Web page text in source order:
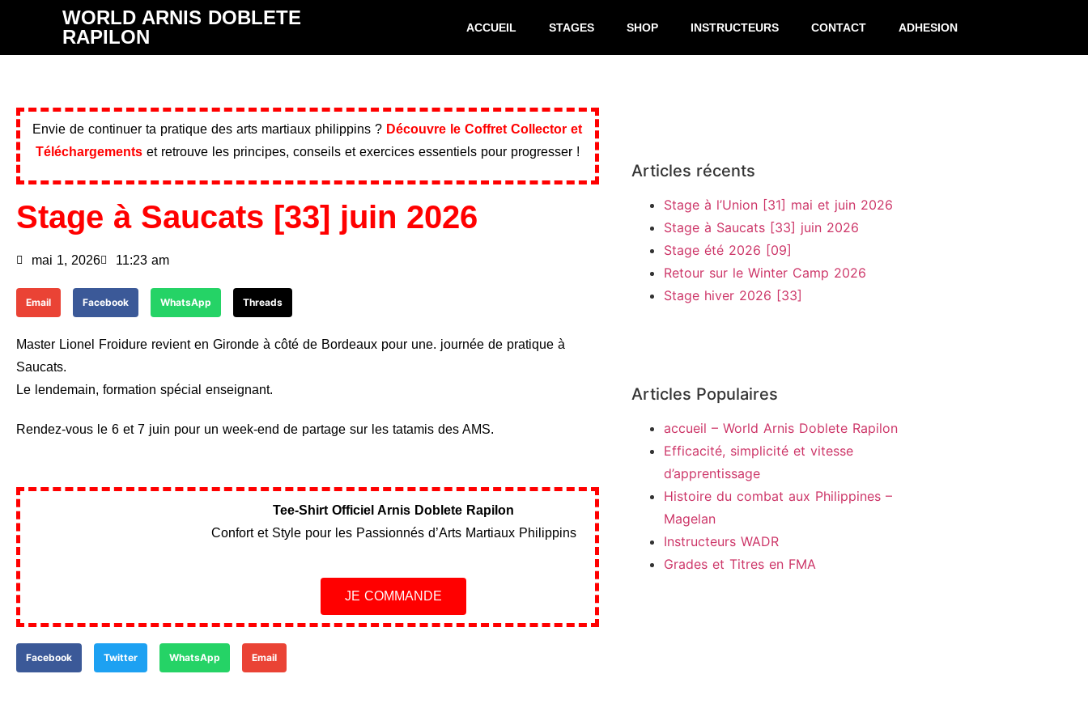
WORLD ARNIS DOBLETE
RAPILON
ACCUEIL STAGES SHOP INSTRUCTEURS CONTACT ADHESION
Envie de continuer ta pratique des arts martiaux philippins ? Découvre le Coffret Collector et
Téléchargementset retrouve les principes, conseils et exercices essentiels pour progresser !
Stage à Saucats [33] juin 2026
mai 1, 2026 11:23 am
Email Facebook WhatsApp Threads
Master Lionel Froidure revient en Gironde à côté de Bordeaux pour une. journée de pratique à
Saucats.
Le lendemain, formation spécial enseignant.
Rendez-vous le 6 et 7 juin pour un week-end de partage sur les tatamis des AMS.
Tee-Shirt Officiel Arnis Doblete Rapilon
Confort et Style pour les Passionnés d’Arts Martiaux Philippins
JE COMMANDE
Facebook Twitter WhatsApp Email
Articles récents
Stage à l’Union [31] mai et juin 2026
Stage à Saucats [33] juin 2026
Stage été 2026 [09]
Retour sur le Winter Camp 2026
Stage hiver 2026 [33]
Articles Populaires
accueil – World Arnis Doblete Rapilon
Efficacité, simplicité et vitesse
d’apprentissage
Histoire du combat aux Philippines –
Magelan
Instructeurs WADR
Grades et Titres en FMA